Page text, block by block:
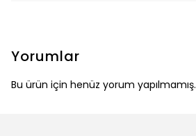
Yorumlar
Bu ürün için henüz yorum yapılmamış.